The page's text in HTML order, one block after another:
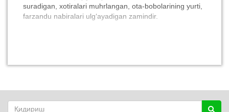
suradigan, xotiralari muhrlangan, ota-bobolarining yurti,
farzandu nabiralari ulg‘ayadigan zamindir.